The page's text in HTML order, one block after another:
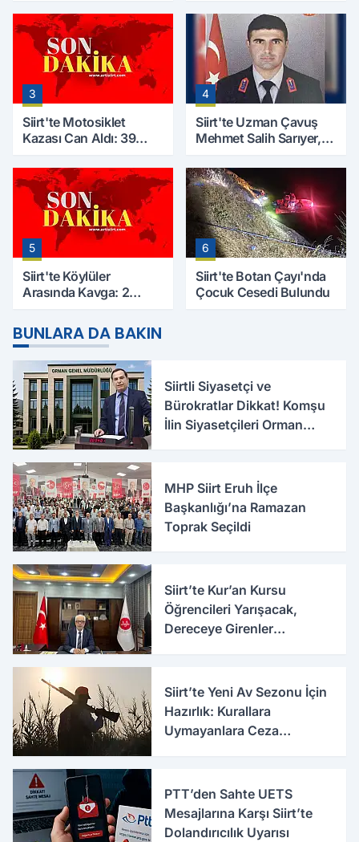
Çalışmaları Başlıyor
Kaybetti
3
Siirt'te Motosiklet
Kazası Can Aldı: 39
Hayatını Kaybetti
4
Siirt'te Uzman Çavuş
Mehmet Salih Sarıyer,
5
Siirt'te Köylüler
Arasında Kavga: 2
Ağır
6
Siirt'te Botan Çayı'nda
Çocuk Cesedi Bulundu
BUNLARA DA BAKIN
Siirtli Siyasetçi ve
Bürokratlar Dikkat! Komşu
İlin Siyasetçileri Orman
MHP Siirt Eruh İlçe
Başkanlığı’na Ramazan
Toprak Seçildi
Siirt’te Kur’an Kursu
Öğrencileri Yarışacak,
Dereceye Girenler
Siirt’te Yeni Av Sezonu İçin
Hazırlık: Kurallara
Uymayanlara Ceza
PTT’den Sahte UETS
Mesajlarına Karşı Siirt’te
Dolandırıcılık Uyarısı